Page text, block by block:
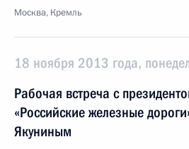
Москва, Кремль
18 ноября 2013 года,
Рабочая встреча с
«Российские железные
Якуниным